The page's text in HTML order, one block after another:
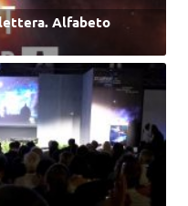
lettera. Alfabeto